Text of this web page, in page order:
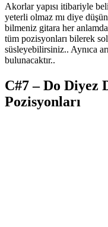
Akorlar yapısı itibariyle
yeterli olmaz mı diye
bilmeniz gitara her
tüm pozisyonları bilerek
süsleyebilirsiniz.. Aynıca
bulunacaktır..
C#7 – Do Diyez
Pozisyonları